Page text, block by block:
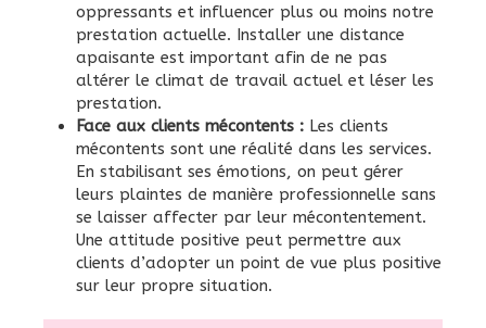
oppressants et influencer plus ou moins notre
prestation actuelle. Installer une distance
apaisante est important afin de ne pas
altérer le climat de travail actuel et léser les
prestation.
Face aux clients mécontents : Les clients
mécontents sont une réalité dans les services.
En stabilisant ses émotions, on peut gérer
leurs plaintes de manière professionnelle sans
se laisser affecter par leur mécontentement.
Une attitude positive peut permettre aux
clients d’adopter un point de vue plus positive
sur leur propre situation.